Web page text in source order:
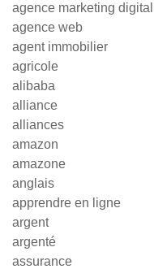
agence marketing digital
agence web
agent immobilier
agricole
alibaba
alliance
alliances
amazon
amazone
anglais
apprendre en ligne
argent
argenté
assurance